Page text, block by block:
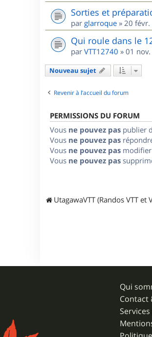
Sorties et
par glarroque » 20 févr.
Qui roule dans le
par VTT12740 » 01
Nouveau sujet
Revenir à l’accueil du forum
PERMISSIONS DU FORUM
Vous ne pouvez pas publier
Vous ne pouvez pas
Vous ne pouvez pas
Vous ne pouvez pas
UtagawaVTT (Randos VTT et
Qui
Contact